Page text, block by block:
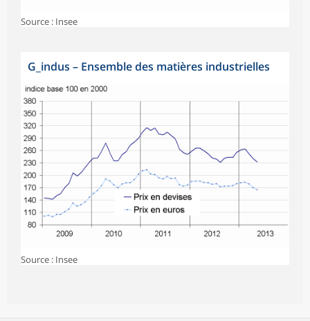
Source : Insee
G_indus – Ensemble des matières industrielles
Source : Insee